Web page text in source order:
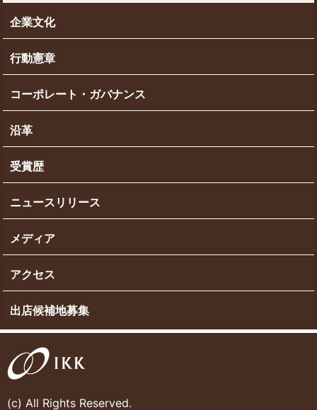
企業文化
行動憲章
コーポレート・ガバナンス
沿革
受賞歴
ニュースリリース
メディア
アクセス
出店候補地募集
(c) All Rights Reserved.